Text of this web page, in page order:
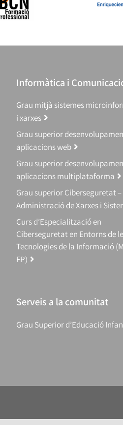
Informàtica i
Grau mitjà sistemes
i xarxes
Grau superior
aplicacions web
Grau superior
aplicacions multiplataforma
Grau superior Ciberseguretat –
Administració de Xarxes i
Curs d’Especialització en
Ciberseguretat en Entorns de
Tecnologies de la Informació
FP)
Serveis a la comunitat
Grau Superior d’Educació